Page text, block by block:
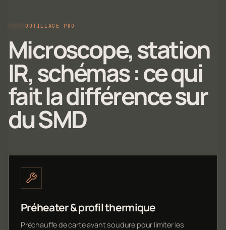
OUTILLAGE PRO
Microscope, station
IR, schémas : ce qui
fait la différence sur
du SMD
Préheater & profil thermique
Préchauffe de carte avant soudure pour limiter les